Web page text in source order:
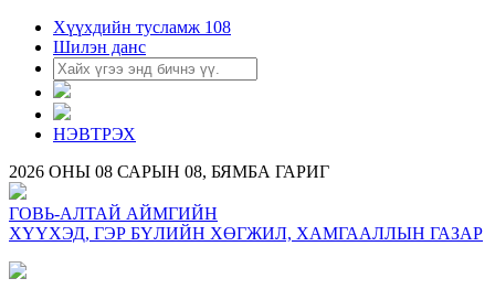
Хүүхдийн тусламж 108
Шилэн данс
НЭВТРЭХ
2026 ОНЫ 08 САРЫН 08, БЯМБА ГАРИГ
ГОВЬ-АЛТАЙ АЙМГИЙН
ХҮҮХЭД, ГЭР БҮЛИЙН ХӨГЖИЛ, ХАМГААЛЛЫН ГАЗАР